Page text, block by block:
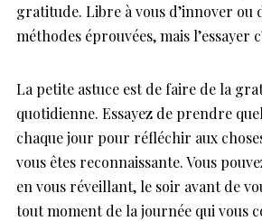
gratitude. Libre à vous d’innover ou
méthodes éprouvées, mais l’essayer
La petite astuce est de faire de la
quotidienne. Essayez de prendre
chaque jour pour réfléchir aux
vous êtes reconnaissante. Vous
en vous réveillant, le soir avant de
tout moment de la journée qui vous